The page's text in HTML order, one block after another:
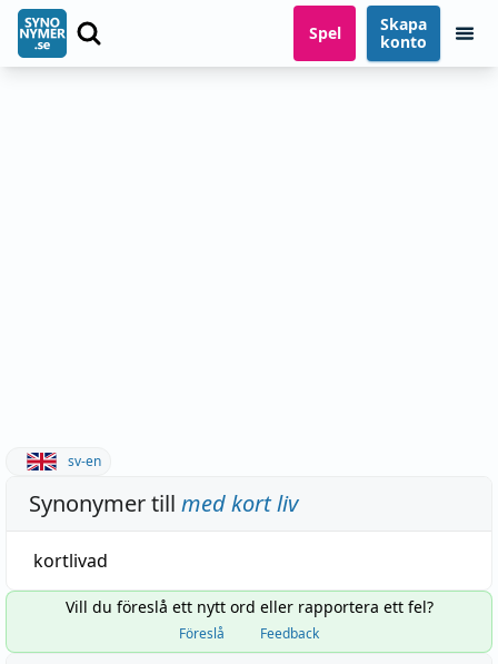
Spel
Skapa
konto
sv-en
Synonymer till med kort liv
kortlivad
Vill du föreslå ett nytt ord eller rapportera ett fel?
Föreslå Feedback